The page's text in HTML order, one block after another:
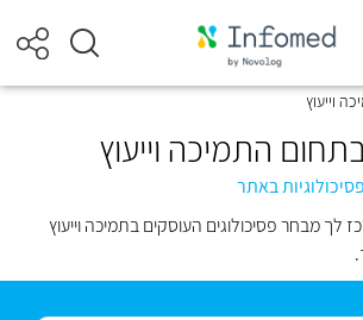
וייעוץ
התמיכה וייעוץ
לך מבחר פסיכולוגים העוסקים בתמיכה וייעוץ